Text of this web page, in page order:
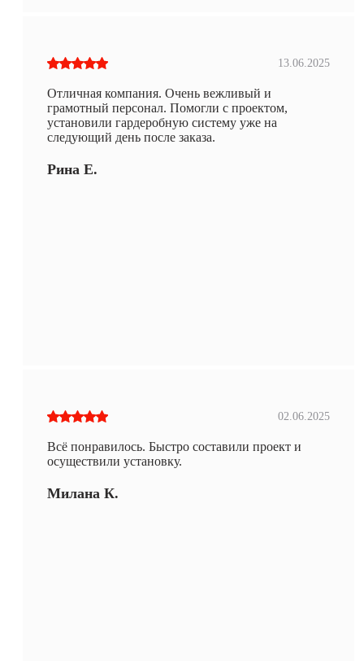
13.06.2025
Отличная компания. Очень вежливый и
грамотный персонал. Помогли с проектом,
установили гардеробную систему уже на
следующий день после заказа.
Рина Е.
02.06.2025
Всё понравилось. Быстро составили проект и
осуществили установку.
Милана К.